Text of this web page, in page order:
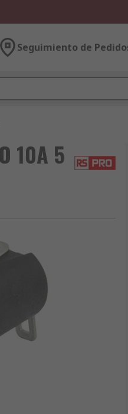
Seguimiento de
10A 5